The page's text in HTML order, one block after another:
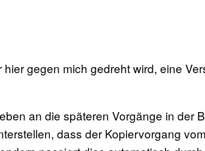
hier gegen mich gedreht wird, eine
an die späteren Vorgänge in der
dass der Kopiervorgang